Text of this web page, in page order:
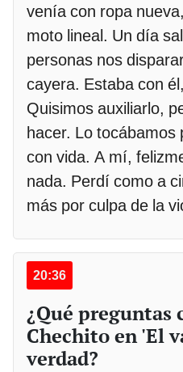
venía con ropa
moto lineal. Un día
personas nos
cayera. Estaba con
Quisimos auxiliarlo,
hacer. Lo tocábamos
con vida. A mí,
nada. Perdí como a
más por culpa de la
20:36
¿Qué preguntas
Chechito en 'El
verdad?